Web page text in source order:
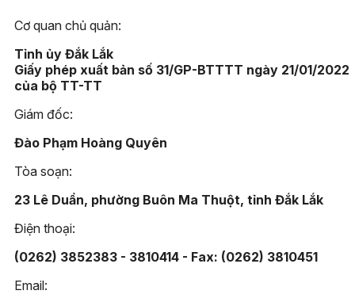
Cơ quan chủ quản:
Tỉnh ủy Đắk Lắk
Giấy phép xuất bản số 31/GP-BTTTT ngày 21/01/2022
của bộ TT-TT
Giám đốc:
Đào Phạm Hoàng Quyên
Tòa soạn:
23 Lê Duẩn, phường Buôn Ma Thuột, tỉnh Đắk Lắk
Điện thoại:
(0262) 3852383 - 3810414 - Fax: (0262) 3810451
Email: